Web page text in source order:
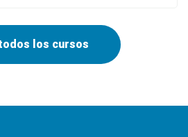
los cursos